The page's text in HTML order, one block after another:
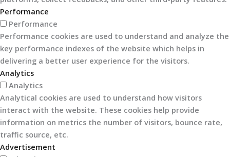
Performance
Performance
Performance cookies are used to understand and analyze the
key performance indexes of the website which helps in
delivering a better user experience for the visitors.
Analytics
Analytics
Analytical cookies are used to understand how visitors
interact with the website. These cookies help provide
information on metrics the number of visitors, bounce rate,
traffic source, etc.
Advertisement